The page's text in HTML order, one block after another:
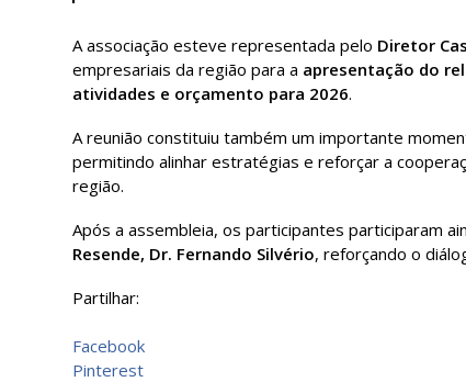
A associação esteve representada pelo Diretor
empresariais da região para a apresentação do
atividades e orçamento para 2026.
A reunião constituiu também um importante
permitindo alinhar estratégias e reforçar a
região.
Após a assembleia, os participantes participaram
Resende, Dr. Fernando Silvério, reforçando o
Partilhar:
Facebook
Pinterest